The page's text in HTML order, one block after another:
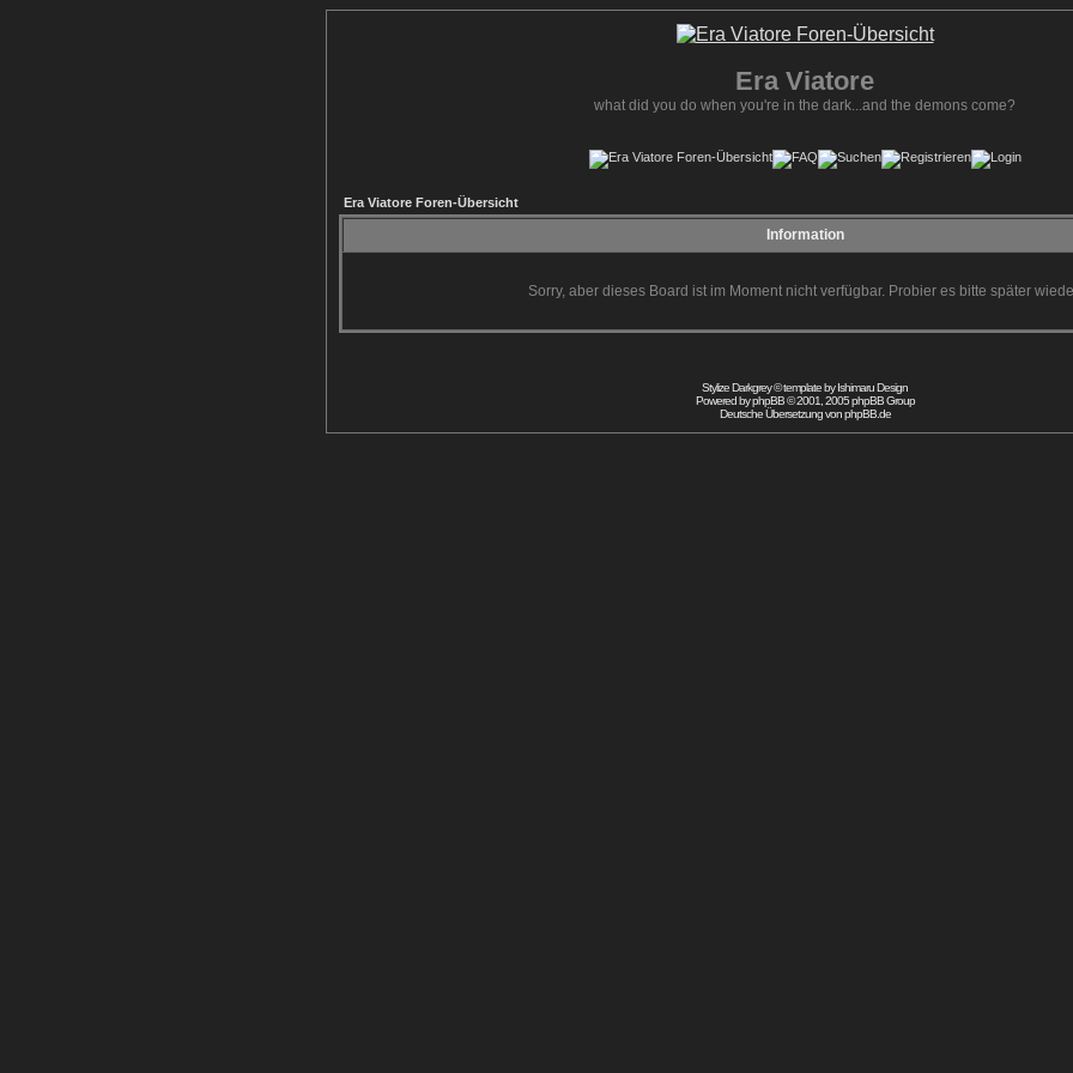
Era Viatore
what did you do when you're in the dark...and the demons come?
Era Viatore Foren-Übersicht
Information
Sorry, aber dieses Board ist im Moment nicht verfügbar. Probier es bitte später
Stylize Darkgrey © template byIshimaru Design
Powered byphpBB© 2001, 2005 phpBB Group
Deutsche Übersetzung vonphpBB.de